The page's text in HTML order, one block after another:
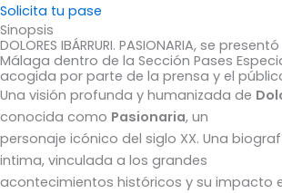
Solicita tu pase
Sinopsis
DOLORES IBÁRRURI. PASIONARIA, se
Málaga dentro de la Sección Pases
acogida por parte de la prensa y el
Una visión profunda y humanizada de
conocida como Pasionaria, un
personaje icónico del siglo XX. Una
intima, vinculada a los grandes
acontecimientos históricos y su impacto